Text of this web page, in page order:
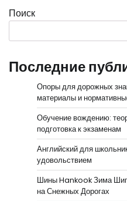
Поиск
Последние
Опоры для дорожных
материалы и
Обучение вождению:
подготовка к экзаменам
Английский для
удовольствием
Шины Hankook Зима
на Снежных Дорогах